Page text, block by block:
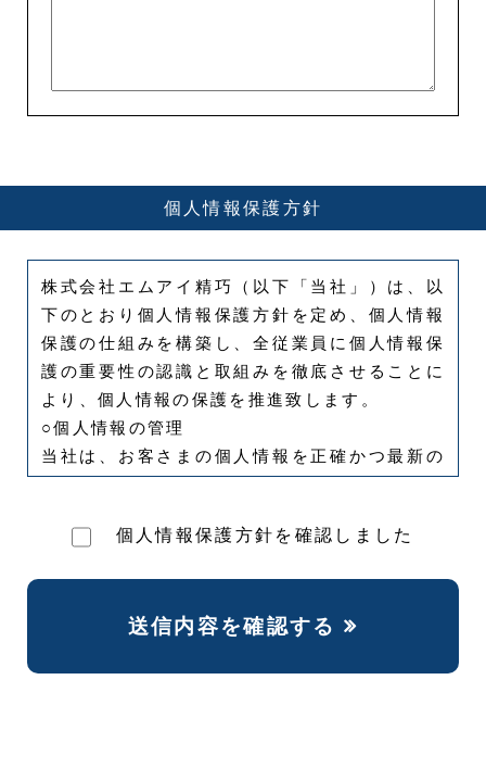
個人情報保護方針
株式会社エムアイ精巧（以下「当社」）は、以
下のとおり個人情報保護方針を定め、個人情報
保護の仕組みを構築し、全従業員に個人情報保
護の重要性の認識と取組みを徹底させることに
より、個人情報の保護を推進致します。
○個人情報の管理
当社は、お客さまの個人情報を正確かつ最新の
セキュリティシステムの維持・管理体制の整
個人情報保護方針を確認しました